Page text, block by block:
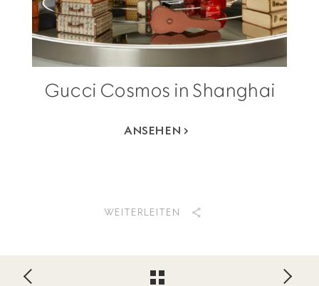
Gucci Cosmos in Shanghai
ANSEHEN
WEITERLEITEN